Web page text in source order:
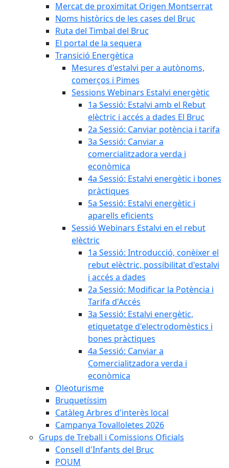
Mercat de proximitat Origen Montserrat
Noms històrics de les cases del Bruc
Ruta del Timbal del Bruc
El portal de la sequera
Transició Energètica
Mesures d'estalvi per a autònoms,
comerços i Pimes
Sessions Webinars Estalvi energètic
1a Sessió: Estalvi amb el Rebut
elèctric i accés a dades El Bruc
2a Sessió: Canviar potència i tarifa
3a Sessió: Canviar a
comercialitzadora verda i
econòmica
4a Sessió: Estalvi energètic i bones
pràctiques
5a Sessió: Estalvi energètic i
aparells eficients
Sessió Webinars Estalvi en el rebut
elèctric
1a Sessió: Introducció, conèixer el
rebut elèctric, possibilitat d'estalvi
i accés a dades
2a Sessió: Modificar la Potència i
Tarifa d'Accés
3a Sessió: Estalvi energètic,
etiquetatge d'electrodomèstics i
bones pràctiques
4a Sessió: Canviar a
Comercialitzadora verda i
econòmica
Oleoturisme
Bruquetíssim
Catàleg Arbres d'interès local
Campanya Tovalloletes 2026
Grups de Treball i Comissions Oficials
Consell d'Infants del Bruc
POUM